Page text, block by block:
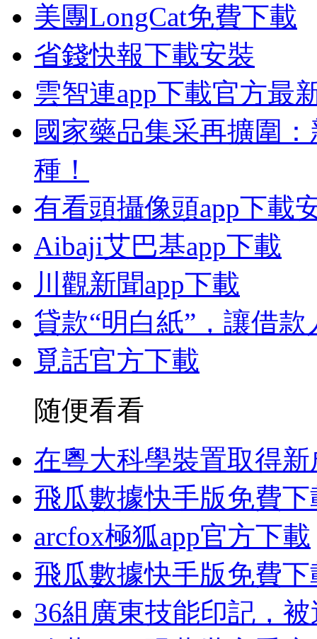
美團LongCat免費下載
省錢快報下載安裝
雲智連app下載官方最
國家藥品集采再擴圍
種！
有看頭攝像頭app下載
Aibaji艾巴基app下載
川觀新聞app下載
貸款“明白紙”，讓借款
覓話官方下載
随便看看
在粵大科學裝置取得新
飛瓜數據快手版免費下
arcfox極狐app官方下載
飛瓜數據快手版免費下
36組廣東技能印記，